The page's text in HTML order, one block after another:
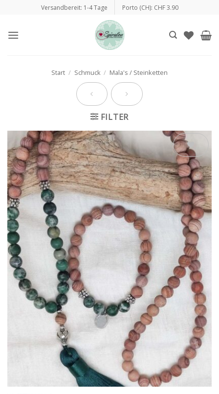
springen
Versandbereit: 1-4 Tage Porto (CH): CHF 3.90
Start / Schmuck / Mala's / Steinketten
FILTER
Auf die
Wunschliste